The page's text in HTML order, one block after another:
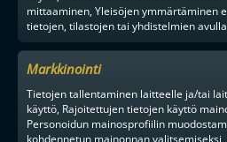
mittaaminen, Yleisöjen ymmärtäminen
tietojen, tilastojen tai yhdistelmien
Markkinointi
Tietojen tallentaminen laitteelle ja/tai
käyttö, Rajoitettujen tietojen käyttö
Personoidun mainosprofiilin
kohdennetun mainonnan